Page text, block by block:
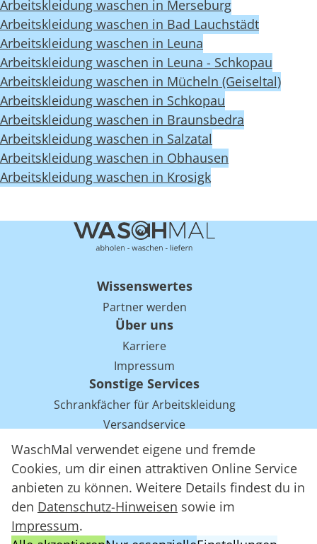
WaschMal verwendet eigene und fremde
Cookies, um dir einen attraktiven Online Service
anbieten zu können. Weitere Details findest du in
den Datenschutz-Hinweisen sowie im
Impressum.
Arbeitskleidung waschen in Merseburg
Arbeitskleidung waschen in Bad Lauchstädt
Arbeitskleidung waschen in Leuna
Arbeitskleidung waschen in Leuna - Schkopau
Arbeitskleidung waschen in Mücheln (Geiseltal)
Arbeitskleidung waschen in Schkopau
Arbeitskleidung waschen in Braunsbedra
Arbeitskleidung waschen in Salzatal
Arbeitskleidung waschen in Obhausen
Arbeitskleidung waschen in Krosigk
Wissenswertes
Partner werden
Über uns
Karriere
Impressum
Sonstige Services
Schrankfächer für Arbeitskleidung
Versandservice
Einsparpotentiale für Mietwäsche bei Arbeitskleidung
Arbeitskleidung Tracking mit RFID
WaschMal GmbH 2016 – 2026
Datenschutz